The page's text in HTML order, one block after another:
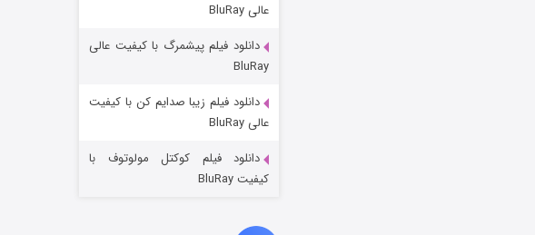
جادوگری در مغولستان
عالی BluRay
دانلود فیلم پیشمرگ با کیفیت عالی
BluRay
دانلود فیلم زیبا صدایم کن با کیفیت
عالی BluRay
دانلود فیلم کوکتل مولوتوف با
کیفیت BluRay